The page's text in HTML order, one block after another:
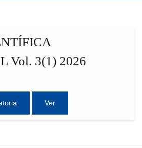
Vol. 3(1) 2026
Ver